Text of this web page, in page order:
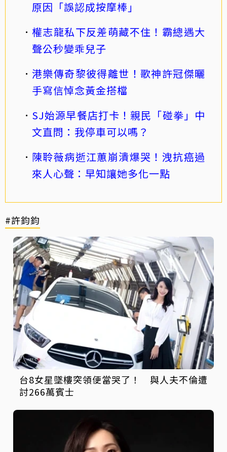
原因「誤認成按摩棒」
權志龍私下反差萌藏不住！霸總遇大
聲公秒變乖兒子
港樂傳奇黎彼得離世！歌神許冠傑曬
手寫信悼念黃金搭檔
SJ始源早餐店打卡！親民「碰拳」中
文直問：我停車可以嗎？
陳聆薇病逝江蕙崩潰爆哭！洩抗癌過
來人心聲：早知讓她多化一點
#許鈞鈞
台8女星墜樓突領便當哭了！ 與人夫不倫遭
討266萬賓士